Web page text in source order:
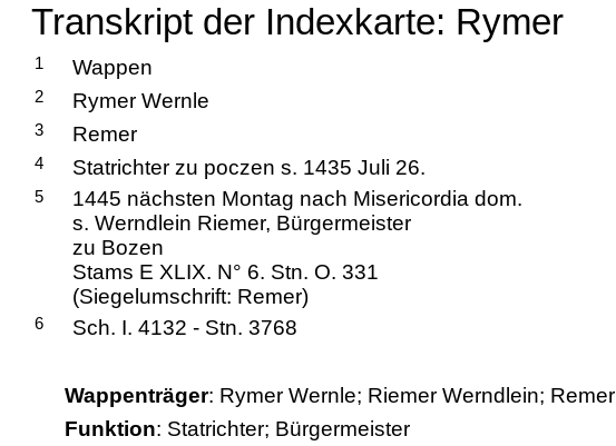
Transkript der Indexkarte: Rymer
1 Wappen
2 Rymer Wernle
3 Remer
4 Statrichter zu poczen s. 1435 Juli 26.
5
1445 nächsten Montag nach Misericordia dom.
s. Werndlein Riemer, Bürgermeister
zu Bozen
Stams E XLIX. N° 6. Stn. O. 331
(Siegelumschrift: Remer)
6 Sch. I. 4132 - Stn. 3768
Wappenträger: Rymer Wernle; Riemer Werndlein; Remer
Funktion: Statrichter; Bürgermeister